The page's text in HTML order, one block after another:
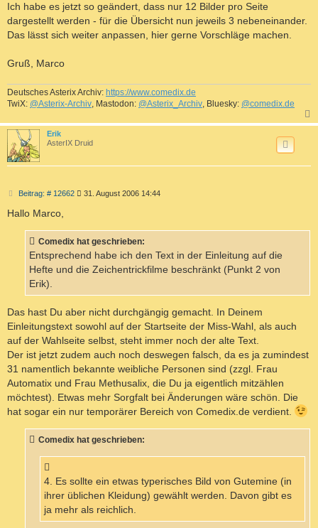
Ich habe es jetzt so geändert, dass nur 12 Bilder pro Seite
dargestellt werden - für die Übersicht nun jeweils 3 nebeneinander.
Das lässt sich weiter anpassen, hier gerne Vorschläge machen.
Gruß, Marco
Deutsches Asterix Archiv: https://www.comedix.de
TwiX: @Asterix-Archiv , Mastodon: @Asterix_Archiv , Bluesky: @comedix.de
a
Erik
AsterIX Druid
Beitrag: # 12662B
r
a
31. August 2006 14:44
Hallo Marco,
Comedix hat geschrieben:
Entsprechend habe ich den Text in der Einleitung auf die
Hefte und die Zeichentrickfilme beschränkt (Punkt 2 von
Erik).
Das hast Du aber nicht durchgängig gemacht. In Deinem
Einleitungstext sowohl auf der Startseite der Miss-Wahl, als auch
auf der Wahlseite selbst, steht immer noch der alte Text.
Der ist jetzt zudem auch noch deswegen falsch, da es ja zumindest
31 namentlich bekannte weibliche Personen sind (zzgl. Frau
Automatix und Frau Methusalix, die Du ja eigentlich mitzählen
möchtest). Etwas mehr Sorgfalt bei Änderungen wäre schön. Die
hat sogar ein nur temporärer Bereich von Comedix.de verdient.
Comedix hat geschrieben:
4. Es sollte ein etwas typerisches Bild von Gutemine (in
ihrer üblichen Kleidung) gewählt werden. Davon gibt es
ja mehr als reichlich.